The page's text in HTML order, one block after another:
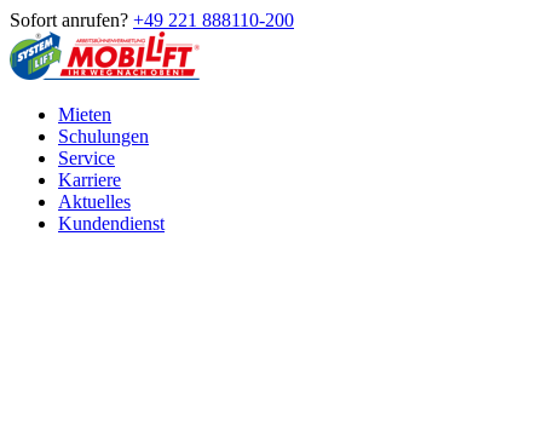
Sofort anrufen? +49 221 888110-200
Mieten
Schulungen
Service
Karriere
Aktuelles
Kundendienst